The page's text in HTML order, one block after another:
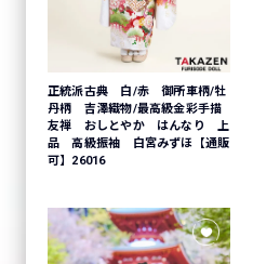
正統派古典 白/赤 御所車柄/牡
丹柄 吉澤織物/最高級金彩手描
友禅 おしとやか はんなり 上
品 高級振袖 白宮みずほ【通販
可】26016